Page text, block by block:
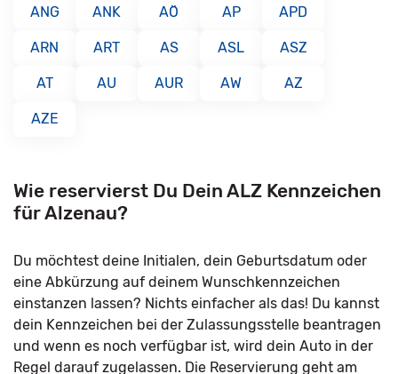
ANG ANK AÖ AP APD
ARN ART AS ASL ASZ
AT AU AUR AW AZ
AZE
Wie reservierst Du Dein ALZ Kennzeichen
für Alzenau?
Du möchtest deine Initialen, dein Geburtsdatum oder
eine Abkürzung auf deinem Wunschkennzeichen
einstanzen lassen? Nichts einfacher als das! Du kannst
dein Kennzeichen bei der Zulassungsstelle beantragen
und wenn es noch verfügbar ist, wird dein Auto in der
Regel darauf zugelassen. Die Reservierung geht am